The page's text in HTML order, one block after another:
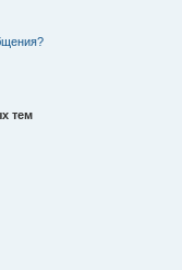
тем